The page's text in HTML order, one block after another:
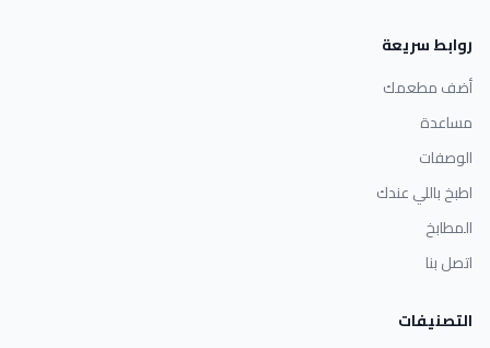
روابط سريعة
أضف مطعمك
مساعدة
الوصفات
اطبخ باللي عندك
المطابخ
اتصل بنا
التصنيفات